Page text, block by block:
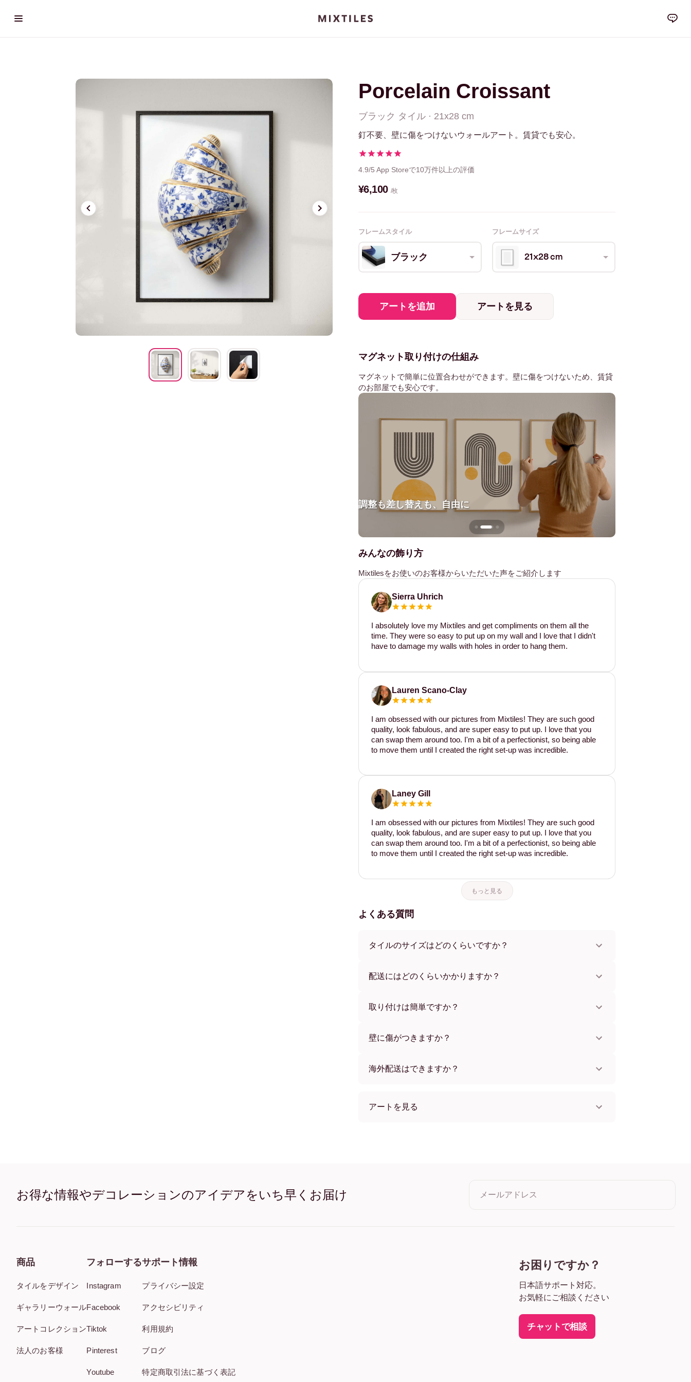
Porcelain Croissant
ブラック タイル · 21x28 cm
釘不要、壁に傷をつけないウォールアート。賃貸でも安心。
4.9/5 App Storeで10万件以上の評価
¥6,100 /枚
フレームスタイル フレームサイズ
ブラック 21x28 cm
アートを追加 アートを見る
マグネット取り付けの仕組み
マグネットで簡単に位置合わせができます。壁に傷をつけないため、賃貸
のお部屋でも安心です。
調整も差し替えも、自由に
みんなの飾り方
Mixtilesをお使いのお客様からいただいた声をご紹介します
Sierra Uhrich
I absolutely love my Mixtiles and get compliments on them all the
time. They were so easy to put up on my wall and I love that I didn't
have to damage my walls with holes in order to hang them.
Lauren Scano-Clay
I am obsessed with our pictures from Mixtiles! They are such good
quality, look fabulous, and are super easy to put up. I love that you
can swap them around too. I'm a bit of a perfectionist, so being able
to move them until I created the right set-up was incredible.
Laney Gill
I am obsessed with our pictures from Mixtiles! They are such good
quality, look fabulous, and are super easy to put up. I love that you
can swap them around too. I'm a bit of a perfectionist, so being able
to move them until I created the right set-up was incredible.
もっと見る
よくある質問
タイルのサイズはどのくらいですか？
ーからお選びいただけます。
配送にはどのくらいかかりますか？
す。ご注文後、追跡番号をお知らせします。
取り付けは簡単ですか？
め、賃貸のお部屋でも安心してお使いいただけます。
壁に傷がつきますか？
海外配送はできますか？
アートを見る
お得な情報やデコレーションのアイデアをいち早くお届け メールアドレス
商品
タイルをデザイン
ギャラリーウォール
アートコレクション
法人のお客様
フォローする
Instagram
Facebook
Tiktok
Pinterest
Youtube
サポート情報
プライバシー設定
アクセシビリティ
利用規約
ブログ
特定商取引法に基づく表記
お困りですか？
日本語サポート対応。
お気軽にご相談ください
チャットで相談